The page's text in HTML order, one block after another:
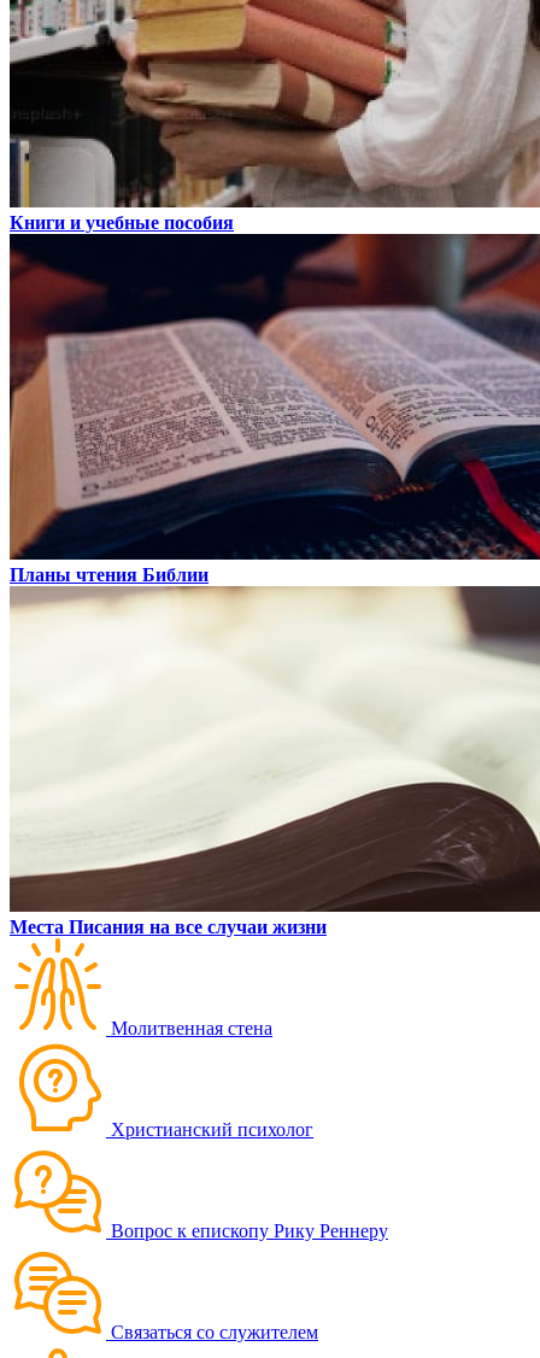
Книги и учебные пособия
Планы чтения Библии
Места Писания на все случаи жизни
Молитвенная стена
Христианский психолог
Вопрос к епископу Рику Реннеру
Связаться со служителем